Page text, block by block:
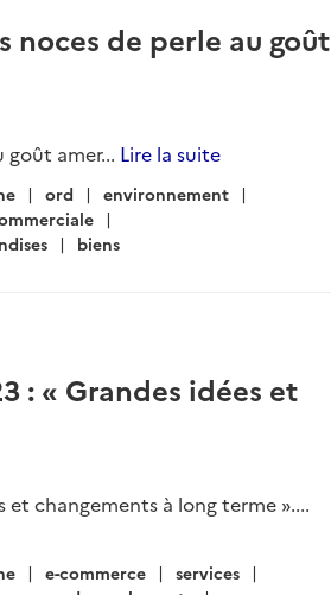
noces de perle au goût
goût amer... Lire la suite
ord
environnement
biens
: « Grandes idées et
et changements à long terme »....
e-commerce
services